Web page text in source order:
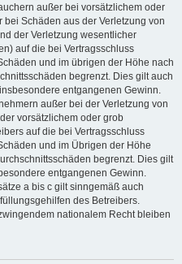
außer bei vorsätzlichem oder
Schäden aus der Verletzung von
der Verletzung wesentlicher
auf die bei Vertragsschluss
und im übrigen der Höhe nach
begrenzt. Dies gilt auch
entgangenen Gewinn.
außer bei der Verletzung von
vorsätzlichem oder grob
auf die bei Vertragsschluss
und im Übrigen der Höhe
begrenzt. Dies gilt
entgangenen Gewinn.
a bis c gilt sinngemäß auch
des Betreibers.
nationalem Recht bleiben